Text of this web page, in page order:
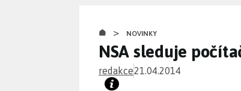
> NOVINKY
NSA sleduje
redakce21.04.2014